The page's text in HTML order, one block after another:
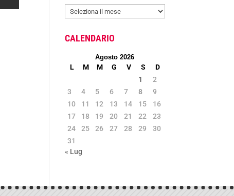
ARCHIVIO
NEWS
CALENDARIO
Agosto 2026
L M M G V S
D
1
2
3
4 5 6 7 8
9
10
11 12 13 14 15
16
17
18 19 20 21 22
23
24
25 26 27 28 29
30
31
« Lug